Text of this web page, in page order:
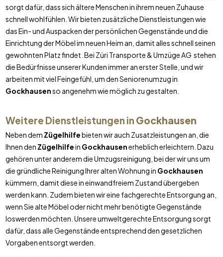
sorgt dafür, dass sich ältere Menschen in ihrem neuen Zuhause
schnell wohlfühlen. Wir bieten zusätzliche Dienstleistungen wie
das Ein- und Auspacken der persönlichen Gegenstände und die
Einrichtung der Möbel im neuen Heim an, damit alles schnell seinen
gewohnten Platz findet. Bei Züri Transporte & Umzüge AG stehen
die Bedürfnisse unserer Kunden immer an erster Stelle, und wir
arbeiten mit viel Feingefühl, um den Seniorenumzug in
Gockhausenso angenehm wie möglich zu gestalten.
Weitere Dienstleistungen in Gockhausen
Neben dem Zügelhilfebieten wir auch Zusatzleistungen an, die
Ihnen den Zügelhilfein Gockhausenerheblich erleichtern. Dazu
gehören unter anderem die Umzugsreinigung, bei der wir uns um
die gründliche Reinigung Ihrer alten Wohnung in Gockhausen
kümmern, damit diese in einwandfreiem Zustand übergeben
werden kann. Zudem bieten wir eine fachgerechte Entsorgung an,
wenn Sie alte Möbel oder nicht mehr benötigte Gegenstände
loswerden möchten. Unsere umweltgerechte Entsorgung sorgt
dafür, dass alle Gegenstände entsprechend den gesetzlichen
Vorgaben entsorgt werden.